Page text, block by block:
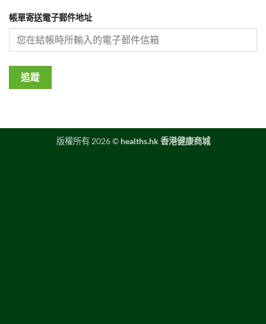
帳單寄送電子郵件地址
追蹤
版權所有 2026 © healths.hk 香港健康商城